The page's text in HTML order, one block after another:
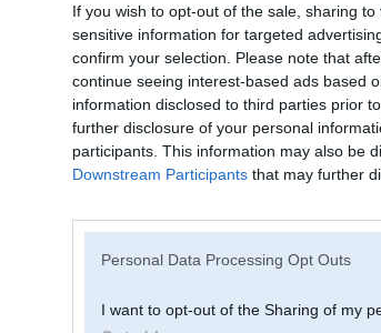
If you wish to opt-out of the sale, sharing
sensitive information for targeted
confirm your selection. Please note that
continue seeing interest-based ads based
information disclosed to third parties prior
further disclosure of your personal
participants. This information may also be
Downstream Participants that may further
Personal Data Processing Opt Outs
I want to opt-out of the Sharing of my
Kārba - 750
postimg.cc/1fn58r3W
postimg.cc/k2GZSh7g
postimg.cc/
Cēsis
up